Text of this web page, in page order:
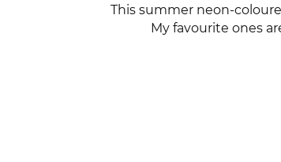
This summer neon-
My favourite ones